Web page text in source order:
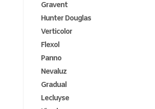
Gravent
Hunter Douglas
Verticolor
Flexol
Panno
Nevaluz
Gradual
Lecluyse